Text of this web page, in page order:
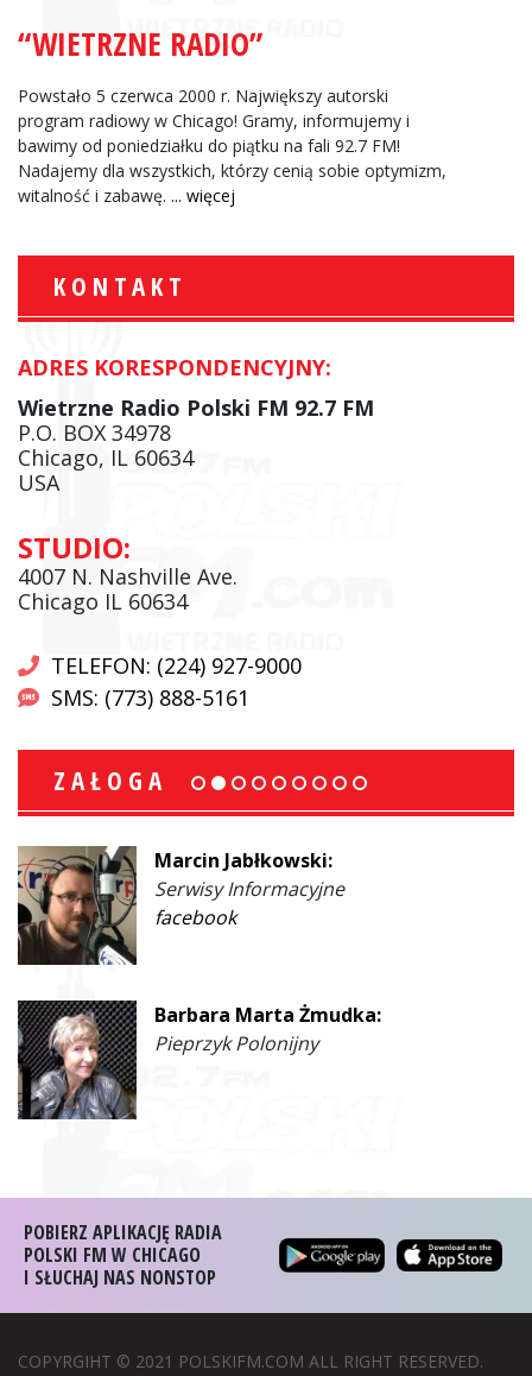
“WIETRZNE RADIO”
Powstało 5 czerwca 2000 r. Największy autorski
program radiowy w Chicago! Gramy, informujemy i
bawimy od poniedziałku do piątku na fali 92.7 FM!
Nadajemy dla wszystkich, którzy cenią sobie optymizm,
witalność i zabawę. ... więcej
KONTAKT
ADRES KORESPONDENCYJNY:
Wietrzne Radio Polski FM 92.7 FM
P.O. BOX 34978
Chicago, IL 60634
USA
STUDIO:
4007 N. Nashville Ave.
Chicago IL 60634
TELEFON: (224) 927-9000
SMS: (773) 888-5161
ZAŁOGA
Marcin Jabłkowski:
Serwisy Informacyjne
facebook
Barbara Marta Żmudka:
Pieprzyk Polonijny
POBIERZ APLIKACJĘ RADIA
POLSKI FM W CHICAGO
I SŁUCHAJ NAS NONSTOP
COPYRGIHT © 2021 POLSKIFM.COM ALL RIGHT RESERVED.